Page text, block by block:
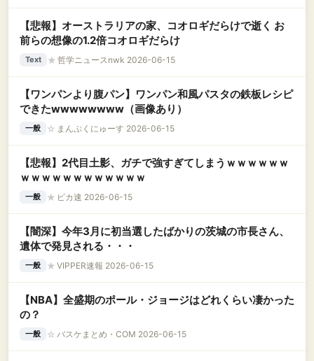
【悲報】オーストラリアの家、コオロギだらけで逝く お
前らの想像の1.2倍コオロギだらけ
Text ★ 哲学ニュースnwk 2026-06-15
【ワンパンより腹パン】ワンパン和風パスタの鉄板レシピ
できたwwwwwwww（画像あり）
一般 ☆ まんぷくにゅーす 2026-06-15
【悲報】2代目土影、ガチで強すぎてしまうｗｗｗｗｗｗ
ｗｗｗｗｗｗｗｗｗｗｗｗ
一般 ★ ピカ速 2026-06-15
【闇深】今年3月に初当選したばかりの茨城の市長さん、
遺体で発見される・・・
一般 ★ VIPPER速報 2026-06-15
【NBA】全盛期のポール・ジョージはどれくらい凄かった
の？
一般 ☆ バスケまとめ・COM 2026-06-15